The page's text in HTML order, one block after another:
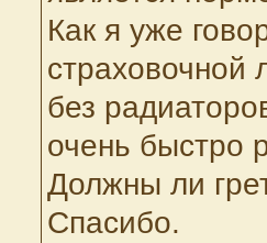
Как я уже
страховочной
без
очень быстро
Должны ли
Спасибо.